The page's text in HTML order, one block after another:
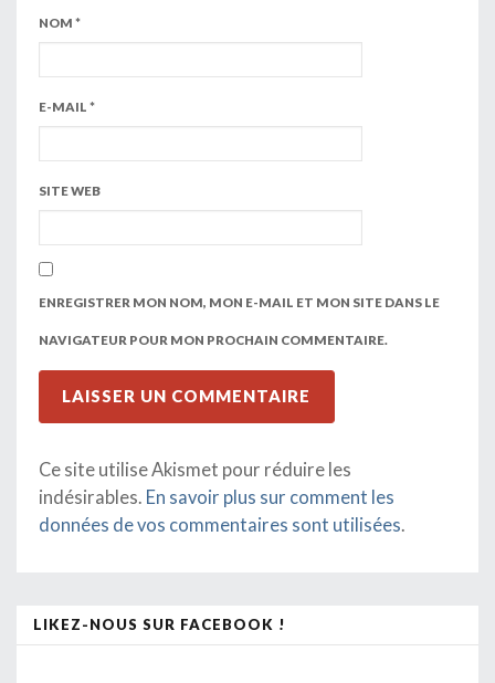
NOM *
E-MAIL *
SITE WEB
ENREGISTRER MON NOM, MON E-MAIL ET MON SITE DANS LE
NAVIGATEUR POUR MON PROCHAIN COMMENTAIRE.
Ce site utilise Akismet pour réduire les
indésirables. En savoir plus sur comment les
données de vos commentaires sont utilisées.
LIKEZ-NOUS SUR FACEBOOK !